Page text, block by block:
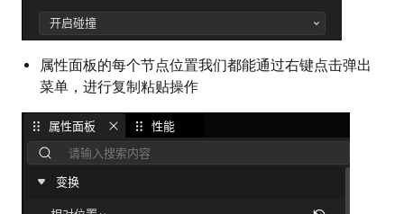
属性面板的每个节点位置我们都能通过右键点击弹出
菜单，进行复制粘贴操作